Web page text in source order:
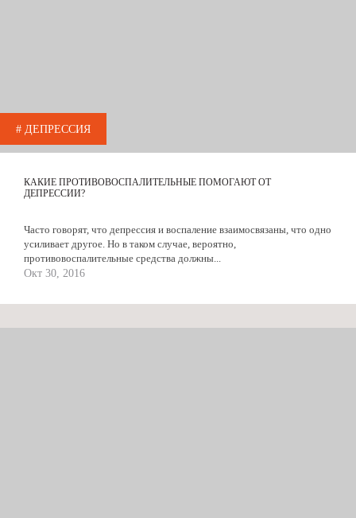
# ДЕПРЕССИЯ
КАКИЕ ПРОТИВОВОСПАЛИТЕЛЬНЫЕ ПОМОГАЮТ ОТ
ДЕПРЕССИИ?
Часто говорят, что депрессия и воспаление взаимосвязаны, что одно
усиливает другое. Но в таком случае, вероятно,
противовоспалительные средства должны...
Окт 30, 2016